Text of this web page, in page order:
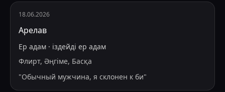
18.06.2026
Арелав
Ер адам · іздейді ер адам
Флирт, Әңгіме, Басқа
"Обычный мужчина, я склонен к би"